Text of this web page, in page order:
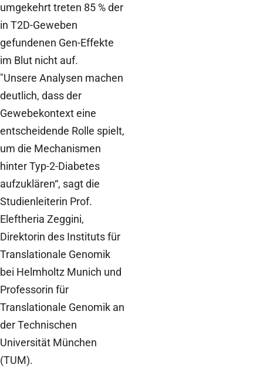
umgekehrt treten 85 % der
in T2D-Geweben
gefundenen Gen-Effekte
im Blut nicht auf.
"Unsere Analysen machen
deutlich, dass der
Gewebekontext eine
entscheidende Rolle spielt,
um die Mechanismen
hinter Typ-2-Diabetes
aufzuklären“, sagt die
Studienleiterin Prof.
Eleftheria Zeggini,
Direktorin des Instituts für
Translationale Genomik
bei Helmholtz Munich und
Professorin für
Translationale Genomik an
der Technischen
Universität München
(TUM).